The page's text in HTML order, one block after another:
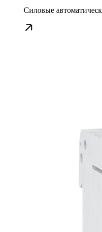
Силовые